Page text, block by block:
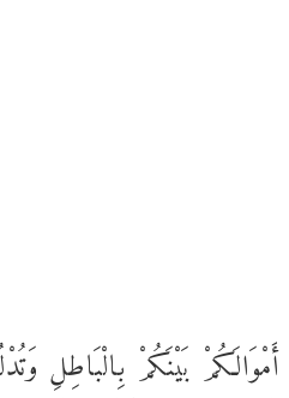
بَيْنَكُمْ بِالْبَاطِلِ